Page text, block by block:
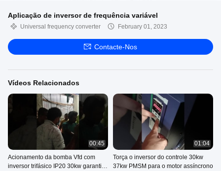
Aplicação de inversor de frequência variável
Universal frequency converter February 01, 2023
Contacte-Nos
Vídeos Relacionados
00:45
Acionamento da bomba Vfd com
inversor trifásico IP20 30kw garantia
01:04
Torça o inversor do controle 30kw
37kw PMSM para o motor assíncrono